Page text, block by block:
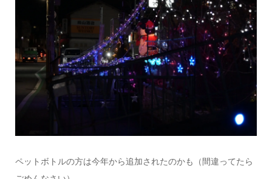
ペットボトルの方は今年から追加されたのかも（間違ってたら